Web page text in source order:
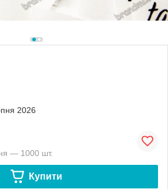
2026
— 1000 шт.
Купити